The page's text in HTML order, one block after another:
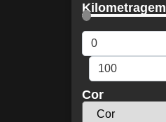
Kilometragem
Cor